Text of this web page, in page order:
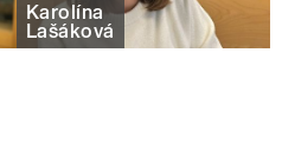
Karolína
Lašáková